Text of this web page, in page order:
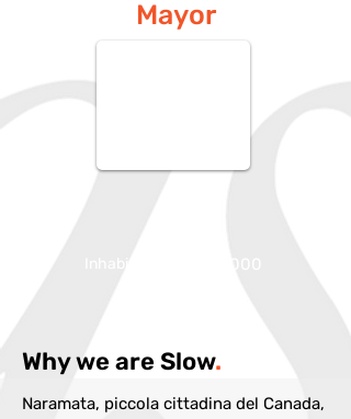
Mayor
Why we are Slow.
Naramata, piccola cittadina del Canada,